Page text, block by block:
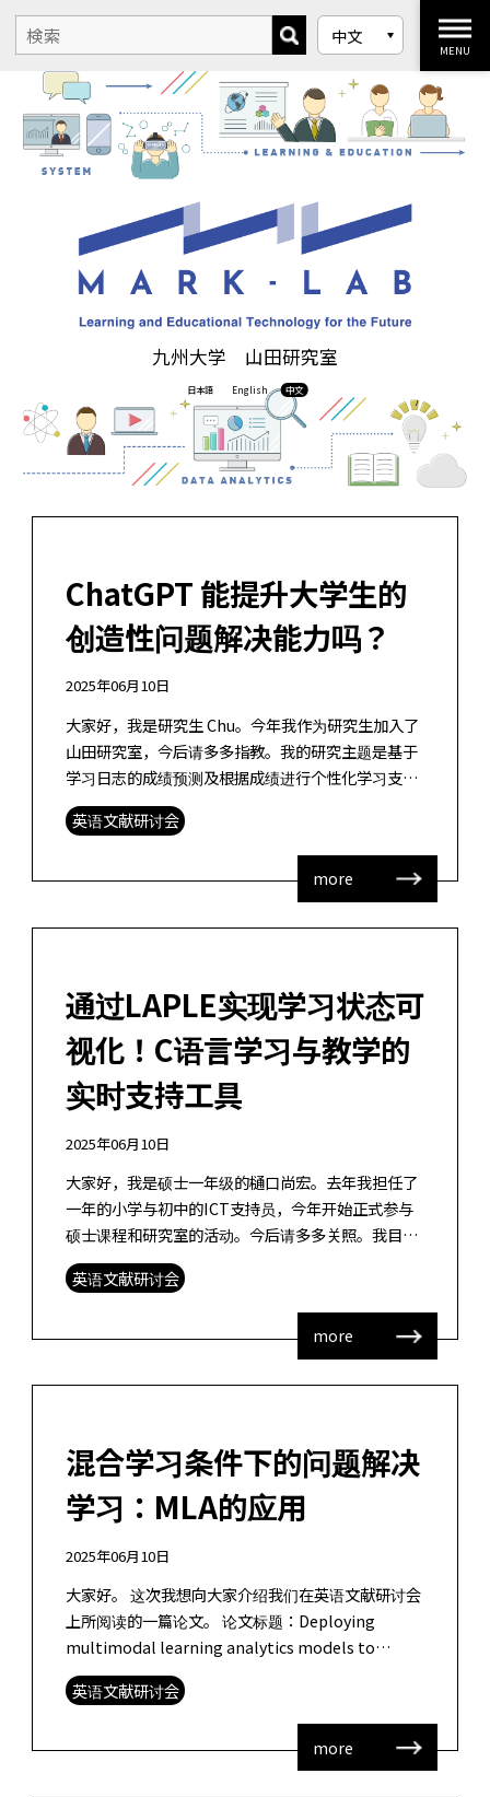
九州大学 山田研究室
日本語 English 中文
MENU
ChatGPT 能提升大学生的
创造性问题解决能力吗？
2025年06月10日
大家好，我是研究生 Chu。今年我作为研究生加入了
山田研究室，今后请多多指教。我的研究主题是基于
学习日志的成绩预测及根据成绩进行个性化学习支
持。 这次我想介绍我在英文文献研讨会中阅读的一篇
论文，并分享我的感想。 论文信息 […]
英语文献研讨会
more
通过LAPLE实现学习状态可
视化！C语言学习与教学的
实时支持工具
2025年06月10日
大家好，我是硕士一年级的樋口尚宏。去年我担任了
一年的小学与初中的ICT支持员，今年开始正式参与
硕士课程和研究室的活动。今后请多多关照。我目前
正在从事一个研究项目，旨在开发一个分析课堂学习
日志并向教师反馈的系统。作为相关研 […]
英语文献研讨会
more
混合学习条件下的问题解决
学习：MLA的应用
2025年06月10日
大家好。 这次我想向大家介绍我们在英语文献研讨会
上所阅读的一篇论文。 论文标题：Deploying
multimodal learning analytics models to
explore the impact o […]
英语文献研讨会
more